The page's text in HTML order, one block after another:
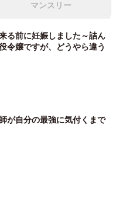
マンスリー
る前に妊娠しました～詰ん
令嬢ですが、どうやら違う
が自分の最強に気付くまで